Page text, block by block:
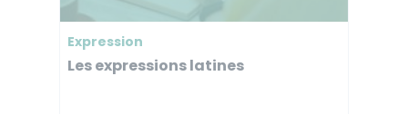
Expression
Les expressions latines